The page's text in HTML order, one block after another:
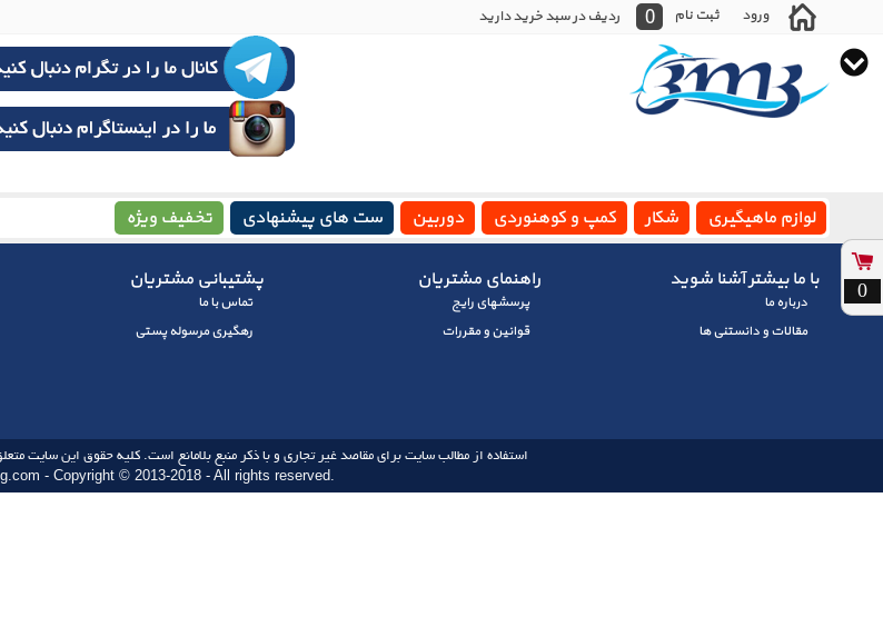
ورود ثبت نام 0
ردیف در سبد خرید دارید
لوازم ماهیگیری شکار کمپ و کوهنوردی دوربین ست های پیشنهادی تخفیف ویژه
با ما بیشتر آشنا شوید
درباره ما
مقالات و دانستنی ها
راهنمای مشتریان
پرسشهای رايج
قوانین و مقررات
پشتیبانی مشتریان
تماس با ما
رهگیری مرسوله پستی
استفاده از مطالب سایت برای مقاصد غیر تجاری و با ذکر منبع بلامانع است. کلیه حقوق این سایت
- Copyright © 2013-2018 - All rights reserved.
0